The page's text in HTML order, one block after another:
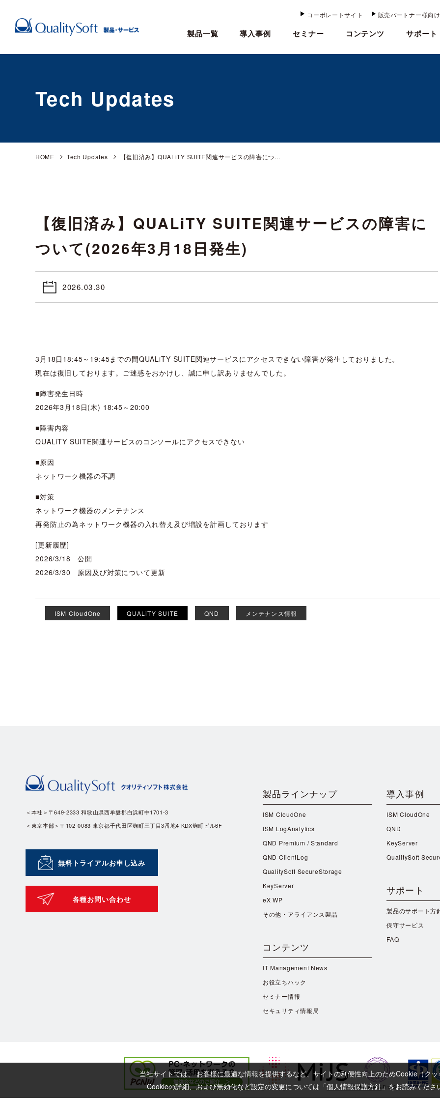
コーポレートサイト 販売パートナー様向け
製品一覧 導入事例 セミナー コンテンツ サポート
Tech Updates
HOME Tech Updates 【復旧済み】QUALiTY SUITE関連サービスの障害につ...
【復旧済み】QUALiTY SUITE関連サービスの障害に
ついて(2026年3月18日発生)
2026.03.30
3月18日18:45～19:45までの間QUALiTY SUITE関連サービスにアクセスできない障害が発生しておりました。
現在は復旧しております。ご迷惑をおかけし、誠に申し訳ありませんでした。
■障害発生日時
2026年3月18日(木) 18:45～20:00
■障害内容
QUALiTY SUITE関連サービスのコンソールにアクセスできない
■原因
ネットワーク機器の不調
■対策
ネットワーク機器のメンテナンス
再発防止の為ネットワーク機器の入れ替え及び増設を計画しております
[更新履歴]
2026/3/18 公開
2026/3/30 原因及び対策について更新
ISM CloudOne QUALiTY SUITE QND メンテナンス情報
＜本社＞〒649-2333 和歌山県西牟婁郡白浜町中1701-3
＜東京本部＞〒102-0083 東京都千代田区麹町三丁目3番地4 KDX麹町ビル6F
無料トライアルお申し込み
各種お問い合わせ
製品ラインナップ
ISM CloudOne
ISM LogAnalytics
QND Premium / Standard
QND ClientLog
QualitySoft SecureStorage
KeyServer
eX WP
その他・アライアンス製品
コンテンツ
IT Management News
お役立ちハック
セミナー情報
セキュリティ情報局
導入事例
ISM CloudOne
QND
KeyServer
QualitySoft
サポート
製品のサポート方
保守サービス
FAQ
当社サイトでは、 お客様に最適な情報を提供するなど、サイトの利便性向上のためCookie（ク
Cookieの詳細、および無効化など設定の変更については「個人情報保護方針」をお読みくださ